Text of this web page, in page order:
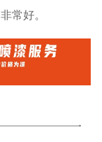
常好。